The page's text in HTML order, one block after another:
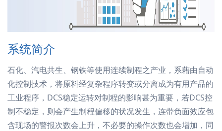
系统简介
石化、汽电共生、钢铁等使用连续制程之产业，系藉由自动
化控制技术，将原料经复杂程序转变或分离成为有用产品的
工业程序，DCS稳定运转对制程的影响甚为重要，若DCS控
制不稳定，则会产生制程偏移的状况发生，连带负面效应包
含现场的警报次数会上升，不必要的操作次数也会增加，同